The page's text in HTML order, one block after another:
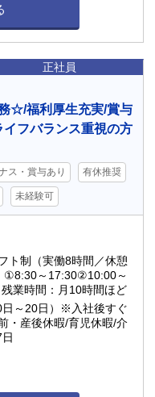
正社員
☆/福利厚生充実/賞与
フバランス重視の方
ス・賞与あり 有休推奨
未経験可
ト制（実働8時間／休憩
①8:30～17:30②10:00～
業時間：月10時間ほど
～20日）※入社後すぐ
・産後休暇/育児休暇/介